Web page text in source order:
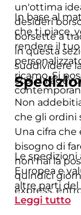
un'ottima
desideri
borsette a
in questa
suddividere
così da
In base al
che ti piace,
rendere il
ricamo. Si
Non
che gli ordini
Una cifra
bisogno di
non hai la
quindici
express,
Le
Europea e
altre parti
Leggi tutto